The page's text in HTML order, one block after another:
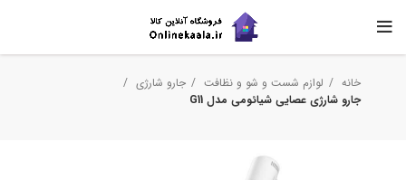
خانه لوازم شست و شو و نظافت
جارو شارژی
جارو شارژی عصایی شیائومی مدل G11